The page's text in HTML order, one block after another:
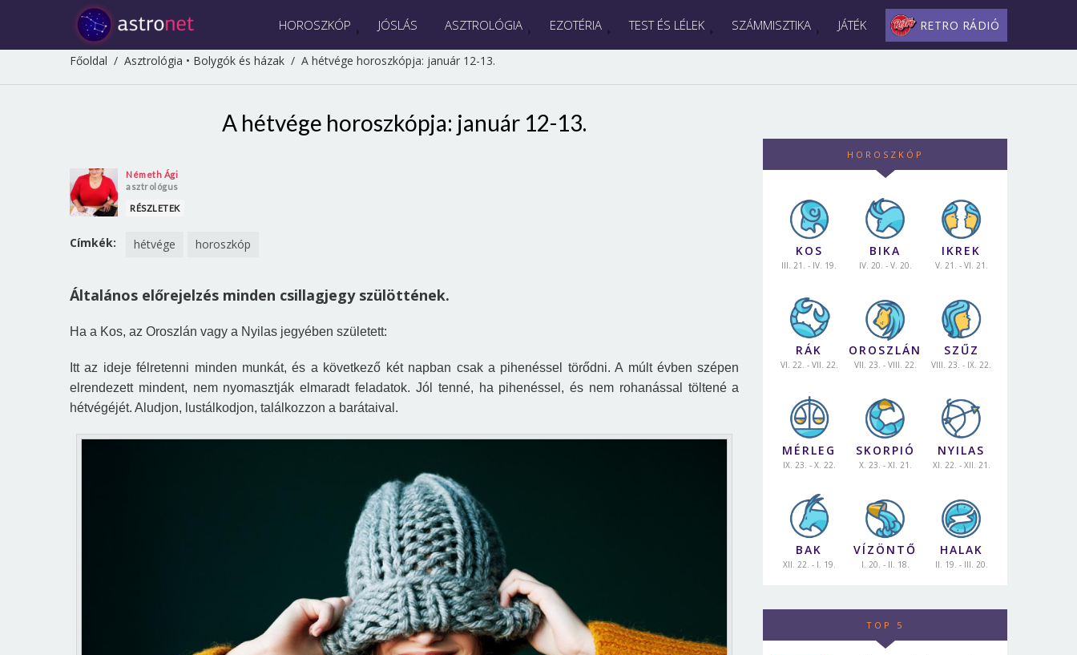
HOROSZKÓP JÓSLÁS ASZTROLÓGIA EZOTÉRIA TEST ÉS LÉLEK SZÁMMISZTIKA JÁTÉK RETRO RÁDIÓ
Főoldal / Asztrológia • Bolygók és házak / A hétvége horoszkópja: január 12-13.
A hétvége horoszkópja: január 12-13.
Németh Ági
asztrológus
RÉSZLETEK
Címkék: hétvége horoszkóp
Általános előrejelzés minden csillagjegy szülöttének.
Ha a Kos, az Oroszlán vagy a Nyilas jegyében született:
Itt az ideje félretenni minden munkát, és a következő két napban csak a pihenéssel törődni. A múlt évben szépen
elrendezett mindent, nem nyomasztják elmaradt feladatok. Jól tenné, ha pihenéssel, és nem rohanással töltené a
hétvégéjét. Aludjon, lustálkodjon, találkozzon a barátaival.
HOROSZKÓP
KOS
III. 21. - IV. 19.
BIKA
IV. 20. - V. 20.
IKREK
V. 21. - VI. 21.
RÁK
VI. 22. - VII. 22.
OROSZLÁN
VII. 23. - VIII. 22.
SZŰZ
VIII. 23. - IX. 22.
MÉRLEG
IX. 23. - X. 22.
SKORPIÓ
X. 23. - XI. 21.
NYILAS
XI. 22. - XII. 21.
BAK
XII. 22. - I. 19.
VÍZÖNTŐ
I. 20. - II. 18.
HALAK
II. 19. - III. 20.
TOP 5